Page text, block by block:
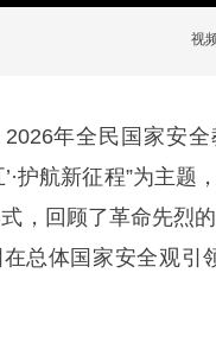
视
年全民国家安
’·护航新征程”为主
，回顾了革命先烈
总体国家安全观引